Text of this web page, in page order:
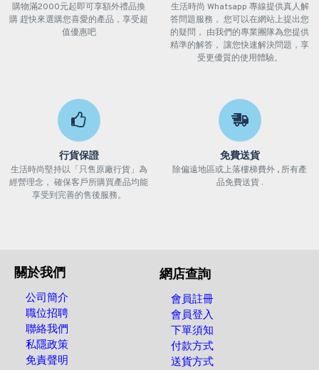
購物滿2000元起即可享額外禮品換
購 趕快來選購您喜愛的產品，享受超
值優惠吧
生活時尚 Whatsapp 專線提供真人解
答問題服務， 您可以在網站上提出您
的疑問， 由我們的專業團隊為您提供
精準的解答， 讓您快速解決問題，享
受更優質的使用體驗。
行貨保證
生活時尚堅持以「只售原廠行貨」為
經營理念， 確保客戶所購買產品均能
享受到完善的售後服務。
免費送貨
除偏遠地區或上落樓梯費外 , 所有產
品免費送貨 .
關於我們
公司簡介
職位招聘
聯絡我們
私隱政策
免責聲明
網店查詢
會員註冊
會員登入
下單須知
付款方式
送貨方式